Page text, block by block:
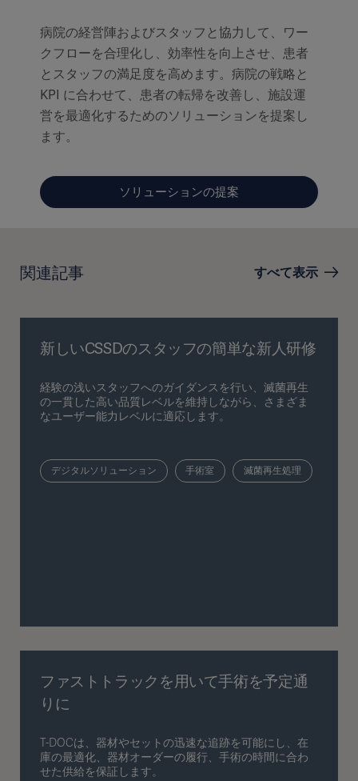
病院の経営陣およびスタッフと協力して、ワー
クフローを合理化し、効率性を向上させ、患者
とスタッフの満足度を高めます。病院の戦略と
KPI に合わせて、患者の転帰を改善し、施設運
営を最適化するためのソリューションを提案し
ます。
ソリューションの提案
関連記事 すべて表示
新しいCSSDのスタッフの簡単な新人研修
経験の浅いスタッフへのガイダンスを行い、滅菌再生
の一貫した高い品質レベルを維持しながら、さまざま
なユーザー能力レベルに適応します。
デジタルソリューション 手術室 滅菌再生処理
ファストトラックを用いて手術を予定通
りに
T-DOCは、器材やセットの迅速な追跡を可能にし、在
庫の最適化、器材オーダーの履行、手術の時間に合わ
せた供給を保証します。